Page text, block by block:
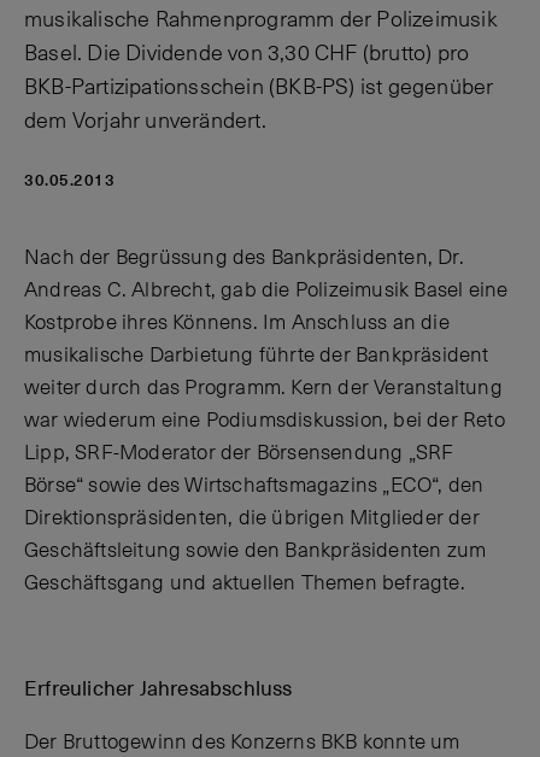
musikalische Rahmenprogramm der Polizeimusik
Basel. Die Dividende von 3,30 CHF (brutto) pro
BKB-Partizipationsschein (BKB-PS) ist gegenüber
dem Vorjahr unverändert.
30.05.2013
Nach der Begrüssung des Bankpräsidenten, Dr.
Andreas C. Albrecht, gab die Polizeimusik Basel eine
Kostprobe ihres Könnens. Im Anschluss an die
musikalische Darbietung führte der Bankpräsident
weiter durch das Programm. Kern der Veranstaltung
war wiederum eine Podiumsdiskussion, bei der Reto
Lipp, SRF-Moderator der Börsensendung „SRF
Börse“ sowie des Wirtschaftsmagazins „ECO“, den
Direktionspräsidenten, die übrigen Mitglieder der
Geschäftsleitung sowie den Bankpräsidenten zum
Geschäftsgang und aktuellen Themen befragte.
Erfreulicher Jahresabschluss
Der Bruttogewinn des Konzerns BKB konnte um